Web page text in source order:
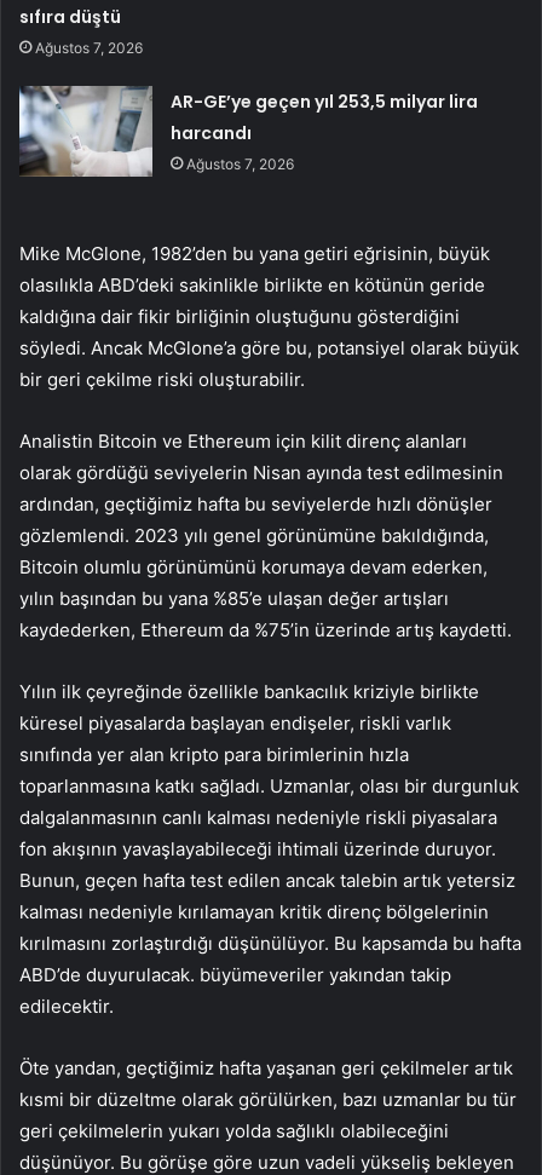
sıfıra düştü
Ağustos 7, 2026
AR-GE’ye geçen yıl 253,5 milyar lira
harcandı
Ağustos 7, 2026
Mike McGlone, 1982’den bu yana getiri eğrisinin, büyük
olasılıkla ABD’deki sakinlikle birlikte en kötünün geride
kaldığına dair fikir birliğinin oluştuğunu gösterdiğini
söyledi. Ancak McGlone’a göre bu, potansiyel olarak büyük
bir geri çekilme riski oluşturabilir.
Analistin Bitcoin ve Ethereum için kilit direnç alanları
olarak gördüğü seviyelerin Nisan ayında test edilmesinin
ardından, geçtiğimiz hafta bu seviyelerde hızlı dönüşler
gözlemlendi. 2023 yılı genel görünümüne bakıldığında,
Bitcoin olumlu görünümünü korumaya devam ederken,
yılın başından bu yana %85’e ulaşan değer artışları
kaydederken, Ethereum da %75’in üzerinde artış kaydetti.
Yılın ilk çeyreğinde özellikle bankacılık kriziyle birlikte
küresel piyasalarda başlayan endişeler, riskli varlık
sınıfında yer alan kripto para birimlerinin hızla
toparlanmasına katkı sağladı. Uzmanlar, olası bir durgunluk
dalgalanmasının canlı kalması nedeniyle riskli piyasalara
fon akışının yavaşlayabileceği ihtimali üzerinde duruyor.
Bunun, geçen hafta test edilen ancak talebin artık yetersiz
kalması nedeniyle kırılamayan kritik direnç bölgelerinin
kırılmasını zorlaştırdığı düşünülüyor. Bu kapsamda bu hafta
ABD’de duyurulacak. büyümeveriler yakından takip
edilecektir.
Öte yandan, geçtiğimiz hafta yaşanan geri çekilmeler artık
kısmi bir düzeltme olarak görülürken, bazı uzmanlar bu tür
geri çekilmelerin yukarı yolda sağlıklı olabileceğini
düşünüyor. Bu görüşe göre uzun vadeli yükseliş bekleyen